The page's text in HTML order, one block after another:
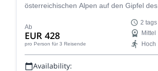
österreichischen Alpen auf den Gipfel des
atemberaubend!
Ab
EUR 428
pro Person für 3 Reisende
2 tags
Mittel
Hoch
Availability: